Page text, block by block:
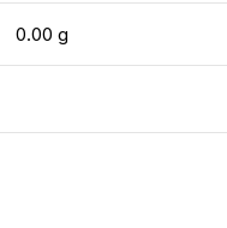
0.00 g